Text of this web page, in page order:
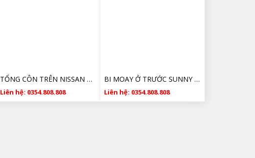
TỔNG CÔN TRÊN NISSAN SUNNY 2013-2020 306101HK0A
Liên hệ: 0354.808.808
BI MOAY Ở TRƯỚC SUNNY 2013-2020 40210-1HA1A
Liên hệ: 0354.808.808